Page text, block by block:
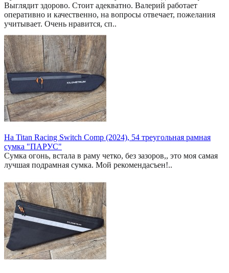
Выглядит здорово. Стоит адекватно. Валерий работает
оперативно и качественно, на вопросы отвечает, пожелания
учитывает. Очень нравится, сп..
На Titan Racing Switch Comp (2024), 54 треугольная рамная
сумка "ПАРУС"
Сумка огонь, встала в раму четко, без зазоров,, это моя самая
лучшая подрамная сумка. Мой рекомендасъен!..